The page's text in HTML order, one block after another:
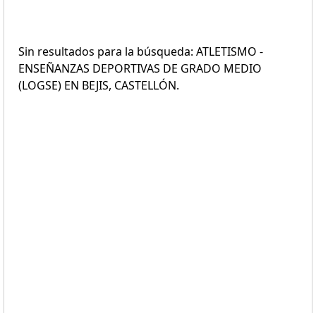
Sin resultados para la búsqueda: ATLETISMO -
ENSEÑANZAS DEPORTIVAS DE GRADO MEDIO
(LOGSE) EN BEJIS, CASTELLÓN.